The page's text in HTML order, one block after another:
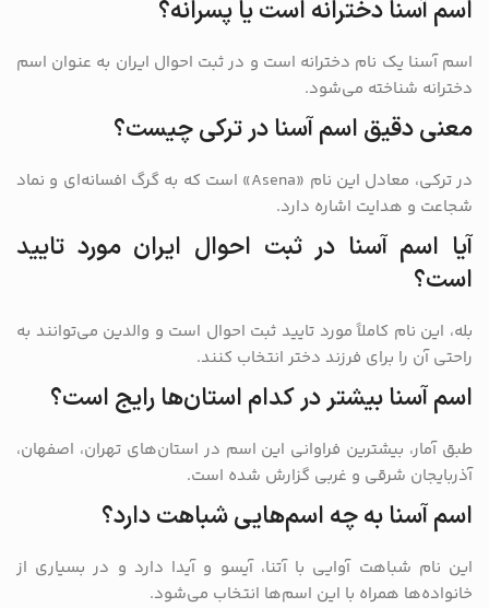
اسم آسنا دخترانه است یا پسرانه؟
اسم آسنا یک نام دخترانه است و در ثبت احوال ایران به عنوان اسم
دخترانه شناخته می‌شود.
معنی دقیق اسم آسنا در ترکی چیست؟
در ترکی، معادل این نام «Asena» است که به گرگ افسانه‌ای و نماد
شجاعت و هدایت اشاره دارد.
آیا اسم آسنا در ثبت احوال ایران مورد تایید
است؟
بله، این نام کاملاً مورد تایید ثبت احوال است و والدین می‌توانند به
راحتی آن را برای فرزند دختر انتخاب کنند.
اسم آسنا بیشتر در کدام استان‌ها رایج است؟
طبق آمار، بیشترین فراوانی این اسم در استان‌های تهران، اصفهان،
آذربایجان شرقی و غربی گزارش شده است.
اسم آسنا به چه اسم‌هایی شباهت دارد؟
این نام شباهت آوایی با آتنا، آیسو و آیدا دارد و در بسیاری از
خانواده‌ها همراه با این اسم‌ها انتخاب می‌شود.